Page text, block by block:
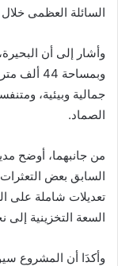
السائلة العظمى
وبمساحة
جمالية وبيئية،
الصماد.
من جانبهما، أوضح
السابق بعض التعثرات
تعديلات شاملة على
السعة التخزينية إلى نحو 22 ألف متر
وأكدَا أن المشروع